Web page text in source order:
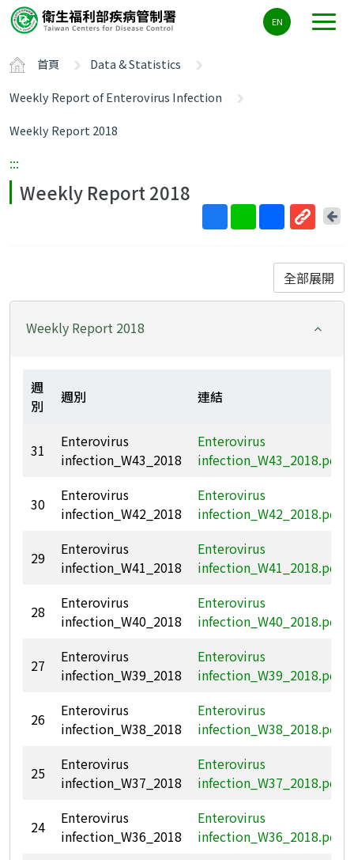
要
容
ALT+C
EN
首頁
Data & Statistics
Weekly Report of Enterovirus Infection
Weekly Report 2018
:::
Weekly Report 2018
短
網
回
全部展開
Weekly Report 2018
週
別
週別 連結
31
Enterovirus
infection_W43_2018
Enterovirus
infection_W43_2018.pdf
30
Enterovirus
infection_W42_2018
Enterovirus
infection_W42_2018.pdf
29
Enterovirus
infection_W41_2018
Enterovirus
infection_W41_2018.pdf
28
Enterovirus
infection_W40_2018
Enterovirus
infection_W40_2018.pdf
27
Enterovirus
infection_W39_2018
Enterovirus
infection_W39_2018.pdf
26
Enterovirus
infection_W38_2018
Enterovirus
infection_W38_2018.pdf
25
Enterovirus
infection_W37_2018
Enterovirus
infection_W37_2018.pdf
24
Enterovirus
infection_W36_2018
Enterovirus
infection_W36_2018.pdf